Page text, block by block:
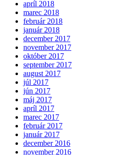
apríl 2018
marec 2018
február 2018
január 2018
december 2017
november 2017
október 2017
september 2017
august 2017
júl 2017
jún 2017
máj 2017
apríl 2017
marec 2017
február 2017
január 2017
december 2016
november 2016